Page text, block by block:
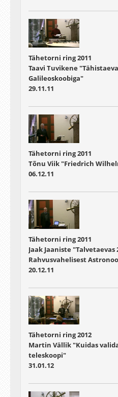
Tähetorni ring 2011
Taavi Tuvikene
Galileoskoobiga"
29.11.11
Tähetorni ring 2011
Tõnu Viik "Friedrich
06.12.11
Tähetorni ring 2011
Jaak Jaaniste "Talvetaevas
Rahvusvahelisest
20.12.11
Tähetorni ring 2012
Martin Vällik "Kuidas
teleskoopi"
31.01.12